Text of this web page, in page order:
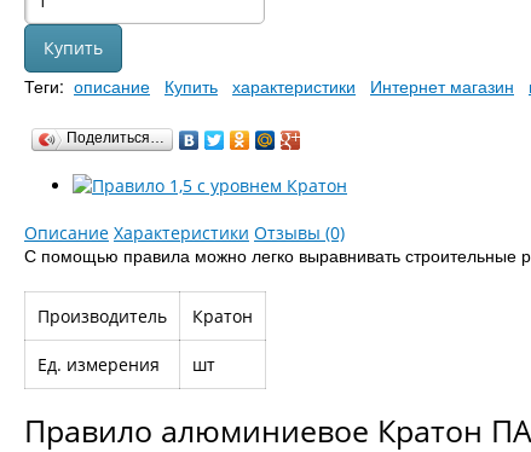
Теги: описание Купить характеристики Интернет магазин
Поделиться…
Описание Характеристики Отзывы (0)
С помощью правила можно легко выравнивать строительные
Производитель Кратон
Ед. измерения шт
Правило алюминиевое Кратон